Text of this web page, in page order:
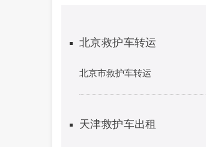
北京救护车转运
北京市救护车转运
天津救护车出租